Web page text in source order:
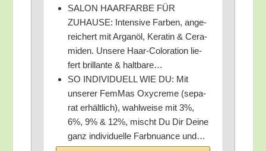
SALON HAARFARBE FÜR
ZUHAUSE: Inten­si­ve Far­ben, ange­
rei­chert mit Argan­öl, Kera­tin & Cera­
mi­den. Unse­re Haar-Colo­ra­ti­on lie­
fert bril­lan­te & haltbare…
SO INDIVIDUELL WIE DU: Mit
unse­rer FemMas Oxy­creme (sepa­
rat erhält­lich), wahl­wei­se mit 3%,
6%, 9% & 12%, mischt Du Dir Dei­ne
ganz indi­vi­du­el­le Farb­nu­an­ce und…